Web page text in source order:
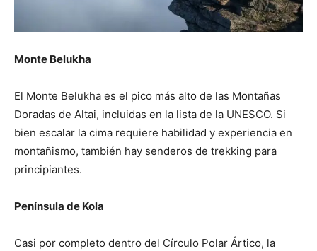
Monte Belukha
El Monte Belukha es el pico más alto de las Montañas
Doradas de Altai, incluidas en la lista de la UNESCO. Si
bien escalar la cima requiere habilidad y experiencia en
montañismo, también hay senderos de trekking para
principiantes.
Península de Kola
Casi por completo dentro del Círculo Polar Ártico, la